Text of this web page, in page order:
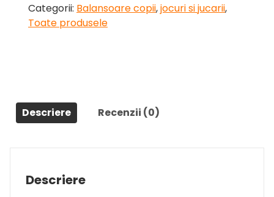
cu
spatar,2in1
Categorii: Balansoare copii,jocuri si jucarii,
Toate produsele
Descriere Recenzii (0)
Descriere